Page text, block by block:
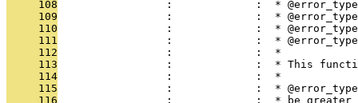
     108
:             :  *
     109
:             :  *
     110
:             :  *
     111
:             :  *
     112
                 :             :  *
     113
:             :  * This
     114
                 :             :  *
     115
:             :  *
     116
:             :  * be greater